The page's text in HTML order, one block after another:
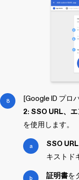
[Google ID プロ
2: SSO URL、
を使用します。
SSO URL
キストド
証明書を